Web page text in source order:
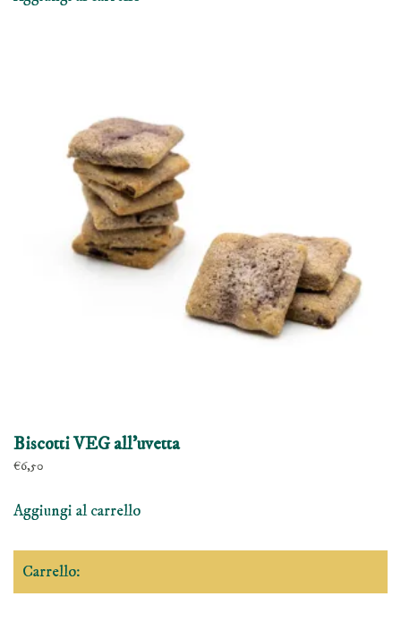
Biscotti VEG all’uvetta
€6,50
Aggiungi al carrello
Carrello: